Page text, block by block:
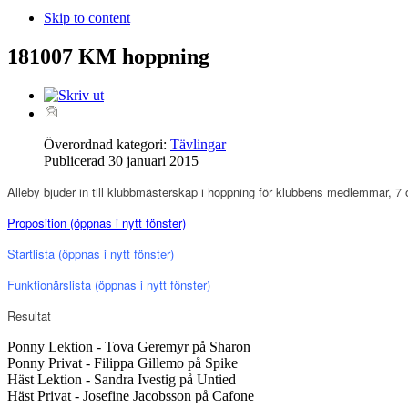
Skip to content
181007 KM hoppning
Överordnad kategori: Tävlingar
Publicerad 30 januari 2015
Alleby bjuder in till klubbmästerskap i hoppning för klubbens medlemmar, 7
Proposition (öppnas i nytt fönster)
Startlista (öppnas i nytt fönster)
Funktionärslista (öppnas i nytt fönster)
Resultat
Ponny Lektion - Tova Geremyr på Sharon
Ponny Privat - Filippa Gillemo på Spike
Häst Lektion - Sandra Ivestig på Untied
Häst Privat - Josefine Jacobsson på Cafone